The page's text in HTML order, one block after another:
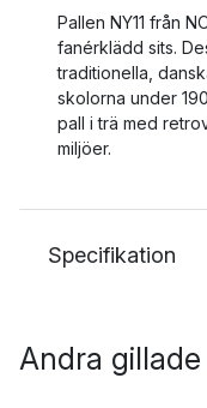
Pallen NY11 från
fanérklädd sits.
traditionella,
skolorna under
pall i trä med
miljöer.
Specifikation
Andra gillade